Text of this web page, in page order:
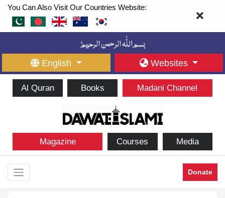
You Can Also Visit Our Countries Website:
English Websites
Al Quran Books Madani Channel
Magazine Courses Media
Donate